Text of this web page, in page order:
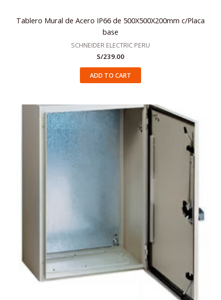
Tablero Mural de Acero IP66 de 500X500X200mm c/Placa
base
SCHNEIDER ELECTRIC PERU
S/239.00
ADD TO CART